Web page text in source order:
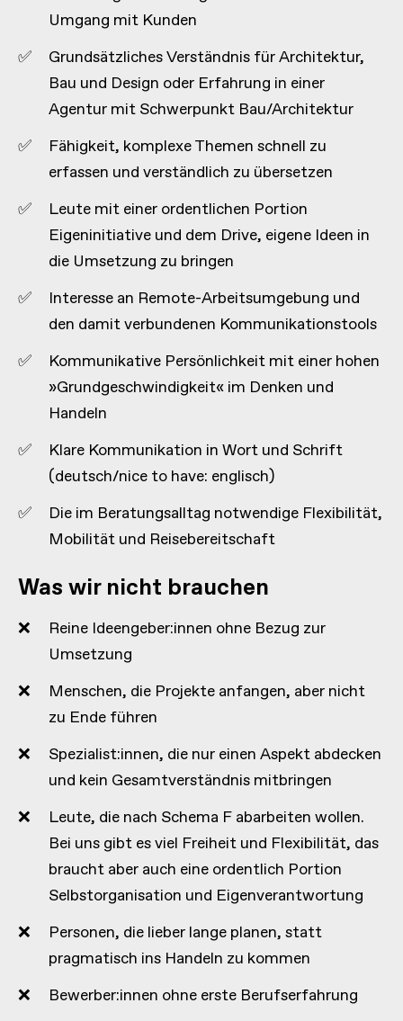
Umgang mit Kunden
Grundsätzliches Verständnis für Architektur,
Bau und Design oder Erfahrung in einer
Agentur mit Schwerpunkt Bau/Architektur
Fähigkeit, komplexe Themen schnell zu
erfassen und verständlich zu übersetzen
Leute mit einer ordentlichen Portion
Eigeninitiative und dem Drive, eigene Ideen in
die Umsetzung zu bringen
Interesse an Remote-Arbeitsumgebung und
den damit verbundenen Kommunikationstools
Kommunikative Persönlichkeit mit einer hohen
»Grundgeschwindigkeit« im Denken und
Handeln
Klare Kommunikation in Wort und Schrift
(deutsch/nice to have: englisch)
Die im Beratungsalltag notwendige Flexibilität,
Mobilität und Reisebereitschaft
Was wir nicht brauchen
Reine Ideengeber:innen ohne Bezug zur
Umsetzung
Menschen, die Projekte anfangen, aber nicht
zu Ende führen
Spezialist:innen, die nur einen Aspekt abdecken
und kein Gesamtverständnis mitbringen
Leute, die nach Schema F abarbeiten wollen.
Bei uns gibt es viel Freiheit und Flexibilität, das
braucht aber auch eine ordentlich Portion
Selbstorganisation und Eigenverantwortung
Personen, die lieber lange planen, statt
pragmatisch ins Handeln zu kommen
Bewerber:innen ohne erste Berufserfahrung